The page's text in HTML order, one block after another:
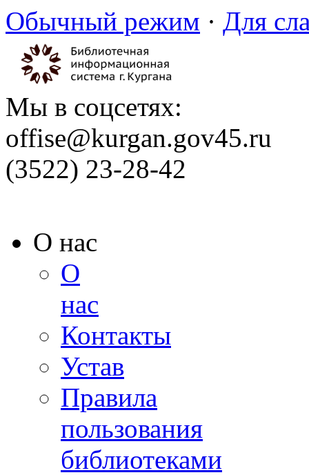
Обычный режим · Для
Мы в соцсетях:
offise@kurgan.gov45.ru
(3522) 23-28-42
О нас
О
нас
Контакты
Устав
Правила
пользования
библиотеками